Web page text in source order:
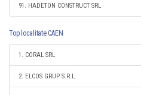
91. HADETON CONSTRUCT SRL
Top localitate CAEN
1. CORAL SRL
2. ELCOS GRUP S.R.L.